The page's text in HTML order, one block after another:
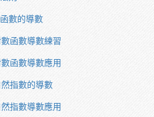
數的導數
函數導數練習
函數導數應用
指數的導數
指數導數應用